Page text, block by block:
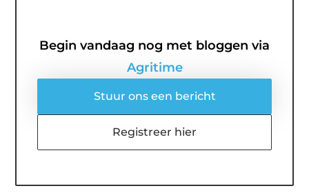
Begin vandaag nog met bloggen via
Agritime
Stuur ons een bericht
Registreer hier